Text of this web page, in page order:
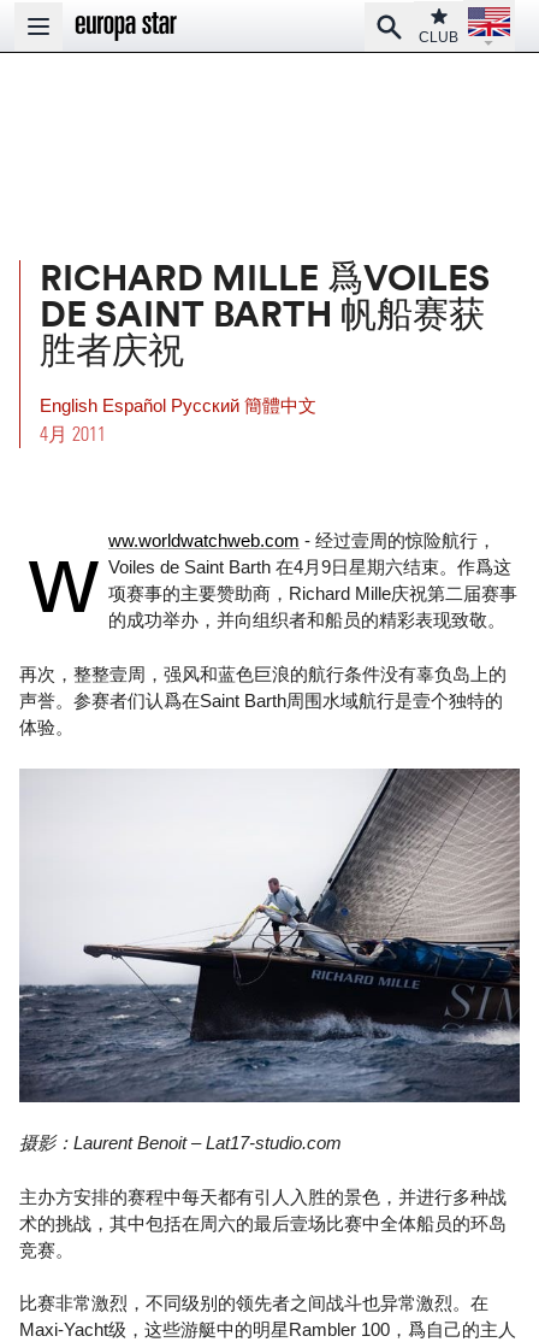
Open main menu
SearchClub
CLUB
Open
RICHARD MILLE 爲VOILES
DE SAINT BARTH 帆船赛获
胜者庆祝
English Español Pусский 簡體中文
4月 2011
w ww.worldwatchweb.com - 经过壹周的惊险航行，
Voiles de Saint Barth 在4月9日星期六结束。作爲这
项赛事的主要赞助商，Richard Mille庆祝第二届赛事
的成功举办，并向组织者和船员的精彩表现致敬。
再次，整整壹周，强风和蓝色巨浪的航行条件没有辜负岛上的
声誉。参赛者们认爲在Saint Barth周围水域航行是壹个独特的
体验。
摄影：Laurent Benoit – Lat17-studio.com
主办方安排的赛程中每天都有引人入胜的景色，并进行多种战
术的挑战，其中包括在周六的最后壹场比赛中全体船员的环岛
竞赛。
比赛非常激烈，不同级别的领先者之间战斗也异常激烈。在
Maxi-Yacht级，这些游艇中的明星Rambler 100，爲自己的主人